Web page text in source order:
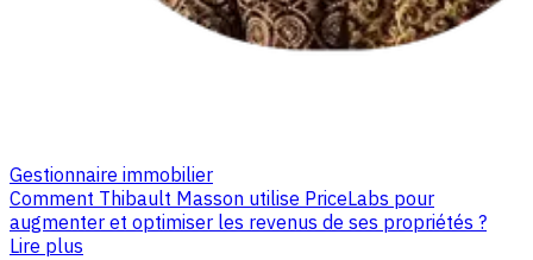
Gestionnaire immobilier
Comment Thibault Masson utilise PriceLabs pour
augmenter et optimiser les revenus de ses propriétés ?
Lire plus